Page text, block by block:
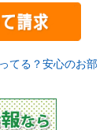
てる？安心のお部